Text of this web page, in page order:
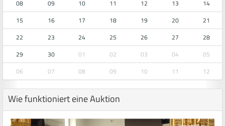
08
09 10 11 12 13
14
15
16 17 18 19 20
21
22
23 24 25 26 27
28
29
30 01 02 03 04
05
06
07 08 09 10 11 12
Wie funktioniert eine Auktion